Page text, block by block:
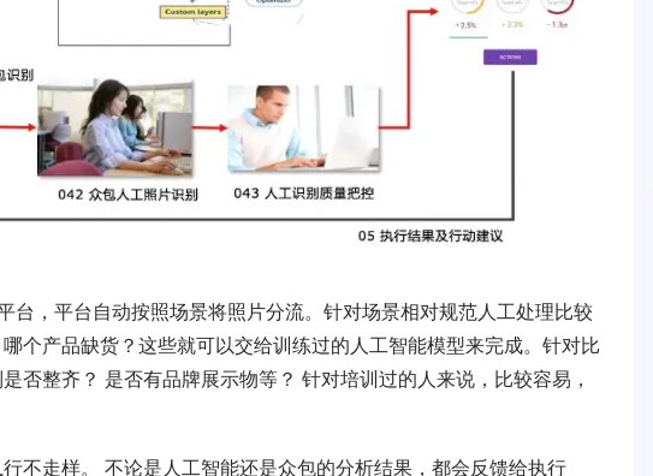
台，平台自动按照场景将照片分流。针对场景相对规范人工处理比较
个产品缺货？这些就可以交给训练过的人工智能模型来完成。针对比
否整齐？ 是否有品牌展示物等？ 针对培训过的人来说，比较容易，
不走样。 不论是人工智能还是众包的分析结果，都会反馈给执行